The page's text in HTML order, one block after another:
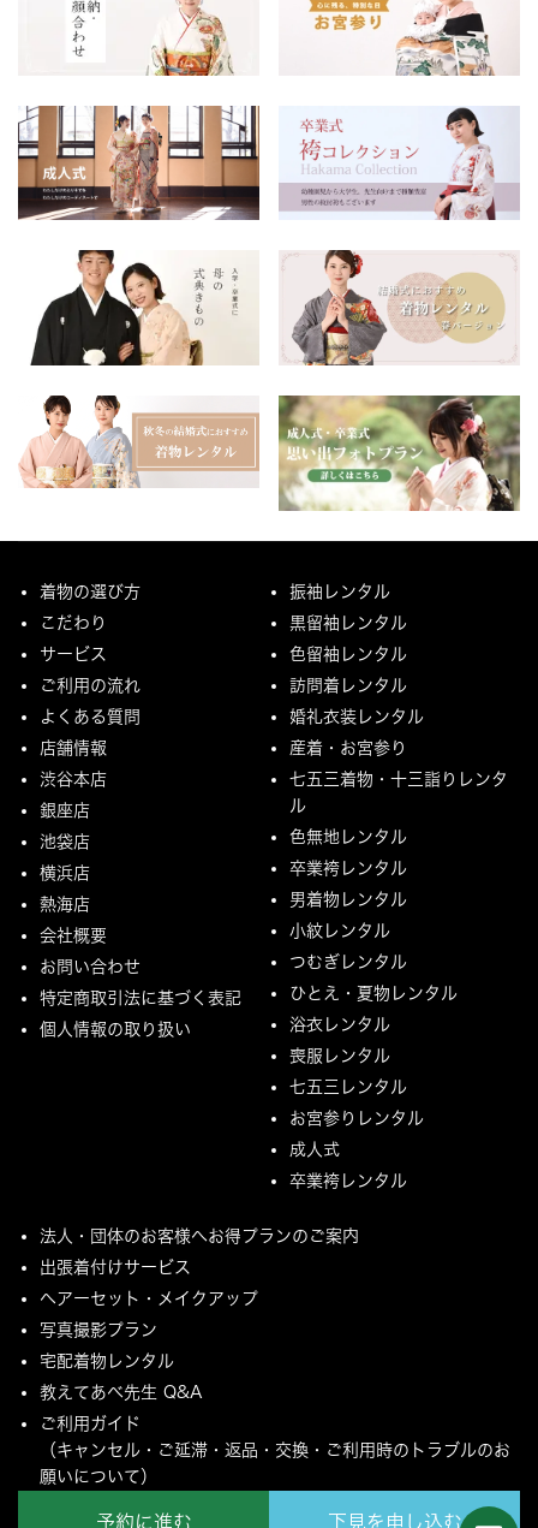
予約に進む 下見を申し込む
着物の選び方
こだわり
サービス
ご利用の流れ
よくある質問
店舗情報
渋谷本店
銀座店
池袋店
横浜店
熱海店
会社概要
お問い合わせ
特定商取引法に基づく表記
個人情報の取り扱い
振袖レンタル
黒留袖レンタル
色留袖レンタル
訪問着レンタル
婚礼衣装レンタル
産着・お宮参り
七五三着物・十三詣りレンタ
ル
色無地レンタル
卒業袴レンタル
男着物レンタル
小紋レンタル
つむぎレンタル
ひとえ・夏物レンタル
浴衣レンタル
喪服レンタル
七五三レンタル
お宮参りレンタル
成人式
卒業袴レンタル
法人・団体のお客様へお得プランのご案内
出張着付けサービス
ヘアーセット・メイクアップ
写真撮影プラン
宅配着物レンタル
教えてあべ先生 Q&A
ご利用ガイド
（キャンセル・ご延滞・返品・交換・ご利用時のトラブルのお
願いについて）